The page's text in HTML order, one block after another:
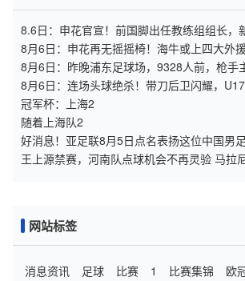
8.6日：申花官宣！前国脚出任教练组组长，
出，于汉超救火？
8月6日：申花再无摇摇椅！海牛或上四大外
阵容踢中甲都困难
8月6日：昨晚浦东足球场，9328人前，枪手
是他
8月6日：连场头球绝杀！带刀后卫闪耀，
冠军杯：上海2
随着上海队2
好消息！亚足联8月5日点名表扬这位中国男
王上源禁赛，河南队点球机会不再灵验 马拉
网站标签
消息资讯 足球 比赛 1 比赛集锦 欧